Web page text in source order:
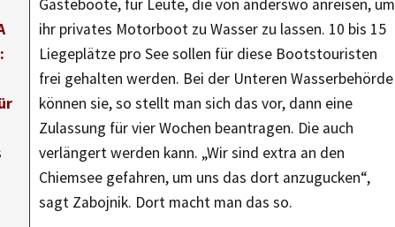
Gästeboote, für Leute, die von anderswo anreisen, um
ihr privates Motorboot zu Wasser zu lassen. 10 bis 15
Liegeplätze pro See sollen für diese Bootstouristen
frei gehalten werden. Bei der Unteren Wasserbehörde
können sie, so stellt man sich das vor, dann eine
Zulassung für vier Wochen beantragen. Die auch
verlängert werden kann. „Wir sind extra an den
Chiemsee gefahren, um uns das dort anzugucken“,
sagt Zabojnik. Dort macht man das so.